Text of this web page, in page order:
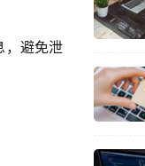
，避免泄